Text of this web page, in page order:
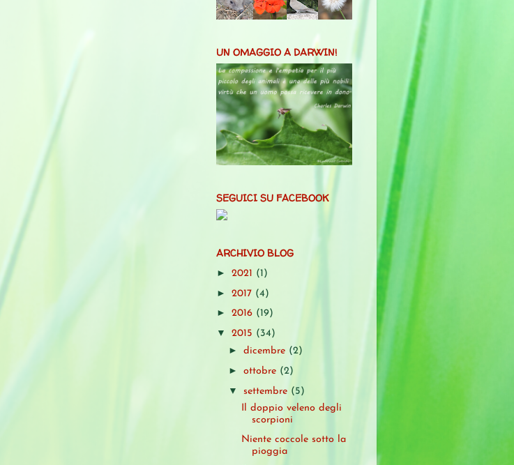
UN OMAGGIO A DARWIN!
SEGUICI SU FACEBOOK
ARCHIVIO BLOG
► 2021 (1)
► 2017 (4)
► 2016 (19)
▼ 2015 (34)
►dicembre (2)
►ottobre (2)
▼ settembre (5)
Il doppio veleno degli
scorpioni
Niente coccole sotto la
pioggia